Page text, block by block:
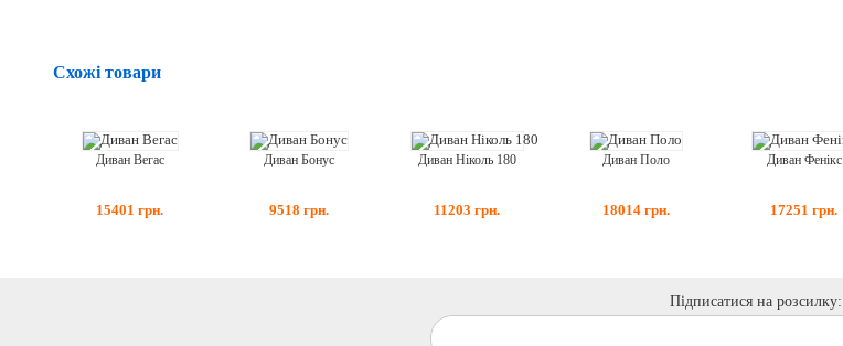
Схожі товари
Диван Вегас
15401 грн.
Диван Бонус
9518 грн.
Диван Ніколь 180
11203 грн.
Диван Поло
18014 грн.
Диван Фенікс
17251 грн.
Підписатися на розсилку: